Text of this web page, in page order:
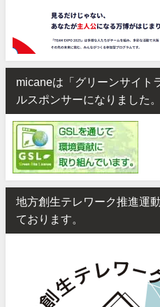
micaneは「グリーンサイト
ルスポンサーになりました。
地方創生テレワーク推進運
ております。